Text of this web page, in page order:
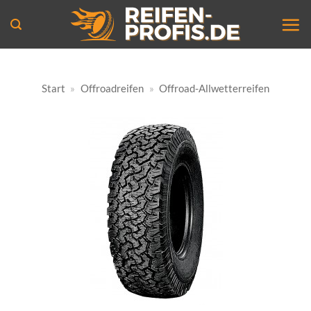
Inhalt
springen
Start » Offroadreifen » Offroad-Allwetterreifen